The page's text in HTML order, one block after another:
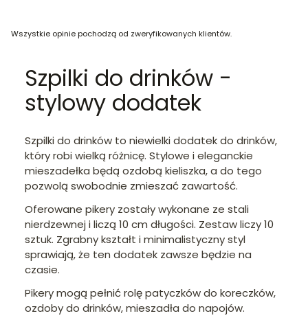
Wszystkie opinie pochodzą od zweryfikowanych klientów.
Szpilki do drinków -
stylowy dodatek
Szpilki do drinków to niewielki dodatek do drinków,
który robi wielką różnicę. Stylowe i eleganckie
mieszadełka będą ozdobą kieliszka, a do tego
pozwolą swobodnie zmieszać zawartość.
Oferowane pikery zostały wykonane ze stali
nierdzewnej i liczą 10 cm długości. Zestaw liczy 10
sztuk. Zgrabny kształt i minimalistyczny styl
sprawiają, że ten dodatek zawsze będzie na
czasie.
Pikery mogą pełnić rolę patyczków do koreczków,
ozdoby do drinków, mieszadła do napojów.